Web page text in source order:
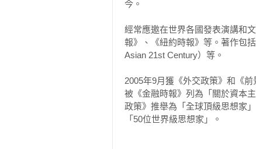
們在他十三歲時就把他從信德送
他開始抽菸、喝酒、賭博。在這
事實。因此，儘管我和我的姊妹
        我父親的生活肯定也受到東南亞的動盪影響。幸運的是，他在二戰爆發前離開了新加坡，因此沒
有在一九四二年到一九四五年期
今。
經常應邀在世界各國發表演講和
報》、《紐約時報》等。著作包
Asian 21st Century）等。
2005年9月獲《外交政策》和《
被《金融時報》列為「關於資本
政策》推舉為「全球頂級思想家
「50位世界級思想家」。